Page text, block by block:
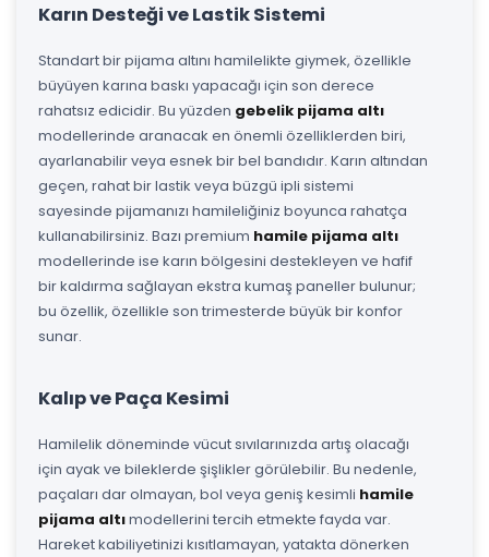
Karın Desteği ve Lastik Sistemi
Standart bir pijama altını hamilelikte giymek, özellikle
büyüyen karına baskı yapacağı için son derece
rahatsız edicidir. Bu yüzden gebelik pijama altı
modellerinde aranacak en önemli özelliklerden biri,
ayarlanabilir veya esnek bir bel bandıdır. Karın altından
geçen, rahat bir lastik veya büzgü ipli sistemi
sayesinde pijamanızı hamileliğiniz boyunca rahatça
kullanabilirsiniz. Bazı premium hamile pijama altı
modellerinde ise karın bölgesini destekleyen ve hafif
bir kaldırma sağlayan ekstra kumaş paneller bulunur;
bu özellik, özellikle son trimesterde büyük bir konfor
sunar.
Kalıp ve Paça Kesimi
Hamilelik döneminde vücut sıvılarınızda artış olacağı
için ayak ve bileklerde şişlikler görülebilir. Bu nedenle,
paçaları dar olmayan, bol veya geniş kesimli hamile
pijama altımodellerini tercih etmekte fayda var.
Hareket kabiliyetinizi kısıtlamayan, yatakta dönerken